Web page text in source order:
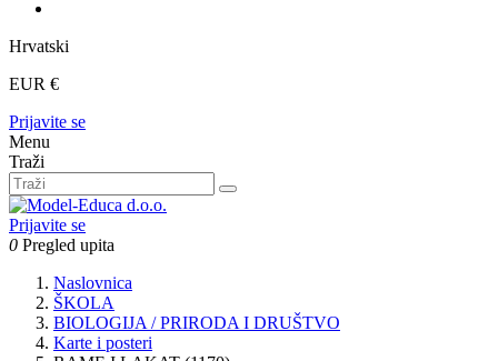
Hrvatski
EUR €
Prijavite se
Menu
Traži
Prijavite se
0 Pregled upita
Naslovnica
ŠKOLA
BIOLOGIJA / PRIRODA I DRUŠTVO
Karte i posteri